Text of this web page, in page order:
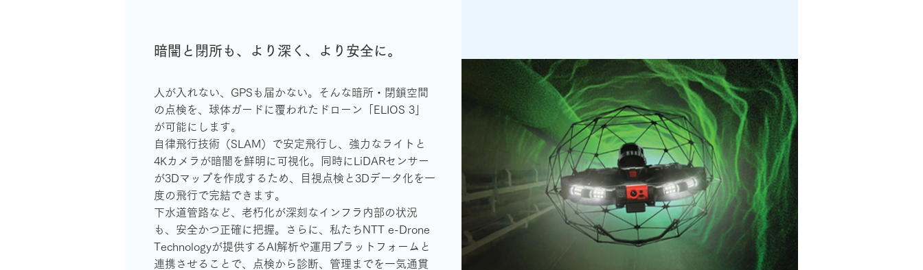
暗闇と閉所も、より深く、より安全に。
人が入れない、GPSも届かない。そんな暗所・閉鎖空間
の点検を、球体ガードに覆われたドローン「ELIOS 3」
が可能にします。
自律飛行技術（SLAM）で安定飛行し、強力なライトと
4Kカメラが暗闇を鮮明に可視化。同時にLiDARセンサー
が3Dマップを作成するため、目視点検と3Dデータ化を一
度の飛行で完結できます。
下水道管路など、老朽化が深刻なインフラ内部の状況
も、安全かつ正確に把握。さらに、私たちNTT e-Drone
Technologyが提供するAI解析や運用プラットフォームと
連携させることで、点検から診断、管理までを一気通貫